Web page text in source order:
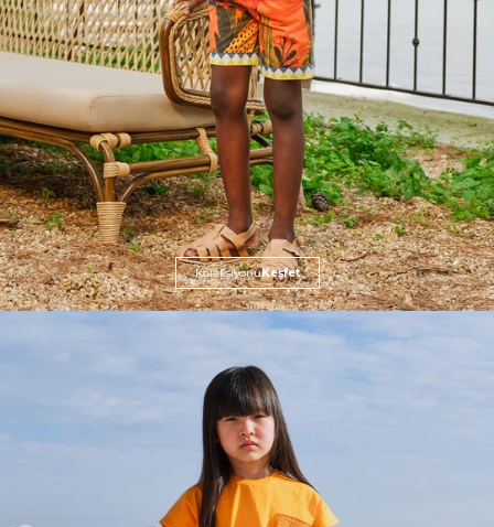
KoleksiyonuKeşfet